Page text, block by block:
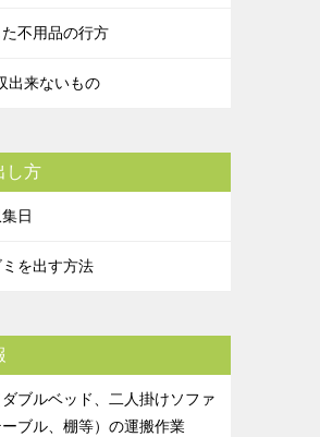
不用品の行方
出来ないもの
し方
日
を出す方法
ブルベッド、二人掛けソファ
ブル、棚等）の運搬作業